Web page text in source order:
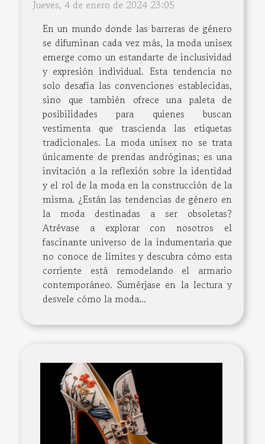
Jueves, 4 de enero de 2024 23:05
En un mundo donde las barreras de género
se difuminan cada vez más, la moda unisex
emerge como un estandarte de inclusividad
y expresión individual. Esta tendencia no
solo desafía las convenciones establecidas,
sino que también ofrece una paleta de
posibilidades para quienes buscan
vestimenta que trascienda las etiquetas
tradicionales. La moda unisex no se trata
únicamente de prendas andróginas; es una
invitación a la reflexión sobre la identidad
y el rol de la moda en la construcción de la
misma. ¿Están las tendencias de género en
la moda destinadas a ser obsoletas?
Atrévase a explorar con nosotros el
fascinante universo de la indumentaria que
no conoce de límites y descubra cómo esta
corriente está remodelando el armario
contemporáneo. Sumérjase en la lectura y
desvele cómo la moda...